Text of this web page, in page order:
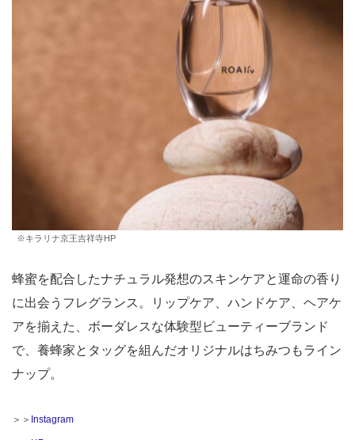
※キラリナ京王吉祥寺HP
蜂蜜を配合したナチュラル発想のスキンケアと運命の香り
に出会うフレグランス。リップケア、ハンドケア、ヘアケ
アを揃えた、ボーダレスな体験型ビューティーブランド
で、養蜂家とタッグを組んだオリジナルはちみつもライン
ナップ。
＞＞ Instagram